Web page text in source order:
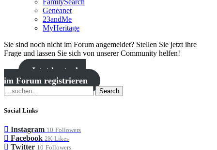
FamilySearch
Geneanet
23andMe
MyHeritage
Sie sind noch nicht im Forum angemeldet? Stellen Sie jetzt ihre
Frage und lassen Sie sich von unserer Community helfen!
Jetzt kostenlos
im Forum registrieren
Search
Social Links
Instagram 10 Followers
Facebook 2K Likes
Twitter 10 Followers